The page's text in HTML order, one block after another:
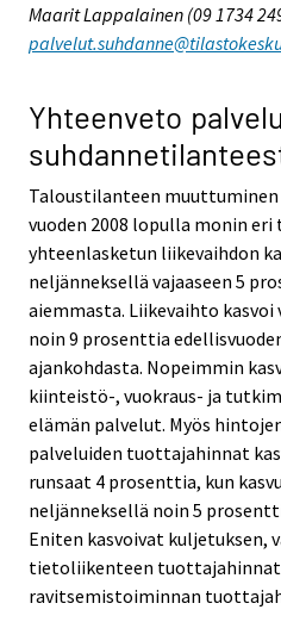
Maarit Lappalainen (09 1734
Yhteenveto
Taloustilanteen
vuoden 2008 lopulla monin eri
yhteenlasketun liikevaihdon
neljänneksellä vajaaseen 5
aiemmasta. Liikevaihto kasvoi
noin 9 prosenttia
ajankohdasta. Nopeimmin
kiinteistö-, vuokraus- ja
elämän palvelut. Myös
palveluiden tuottajahinnat
runsaat 4 prosenttia, kun
neljänneksellä noin 5
Eniten kasvoivat kuljetuksen,
tietoliikenteen
ravitsemistoiminnan